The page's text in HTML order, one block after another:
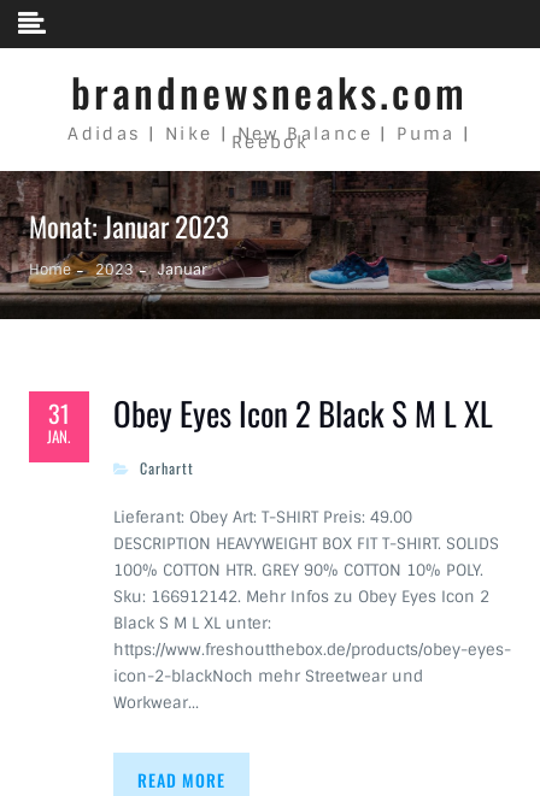
Skip to content
brandnewsneaks.com
Adidas | Nike | New Balance | Puma |
Reebok
Monat: Januar 2023
Home 2023 Januar
31
JAN. Obey Eyes Icon 2 Black S M L XL
Carhartt
Lieferant: Obey Art: T-SHIRT Preis: 49.00
DESCRIPTION HEAVYWEIGHT BOX FIT T-SHIRT. SOLIDS
100% COTTON HTR. GREY 90% COTTON 10% POLY.
Sku: 166912142. Mehr Infos zu Obey Eyes Icon 2
Black S M L XL unter:
https://www.freshoutthebox.de/products/obey-eyes-
icon-2-blackNoch mehr Streetwear und
Workwear…
READ MORE